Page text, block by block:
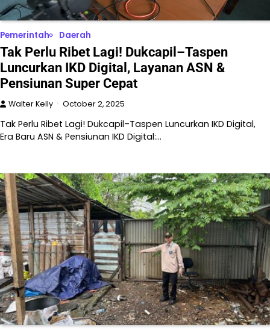
Pemerintah Daerah
Tak Perlu Ribet Lagi! Dukcapil–Taspen
Luncurkan IKD Digital, Layanan ASN &
Pensiunan Super Cepat
Walter Kelly October 2, 2025
Tak Perlu Ribet Lagi! Dukcapil–Taspen Luncurkan IKD Digital,
Era Baru ASN & Pensiunan IKD Digital:…